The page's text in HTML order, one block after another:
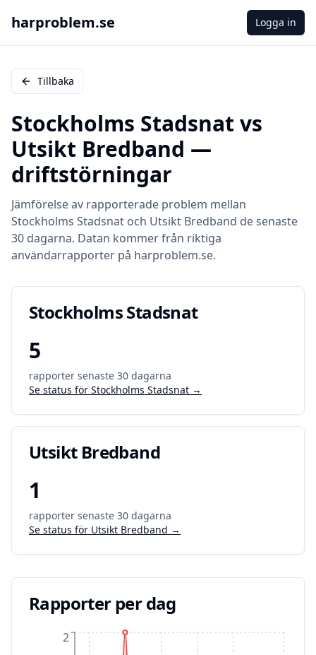
harproblem.se Logga in
Tillbaka
Stockholms Stadsnat vs
Utsikt Bredband —
driftstörningar
Jämförelse av rapporterade problem mellan
Stockholms Stadsnat och Utsikt Bredband de senaste
30 dagarna. Datan kommer från riktiga
användarrapporter på harproblem.se.
Stockholms Stadsnat
5
rapporter senaste 30 dagarna
Se status för Stockholms Stadsnat →
Utsikt Bredband
1
rapporter senaste 30 dagarna
Se status för Utsikt Bredband →
Rapporter per dag
2